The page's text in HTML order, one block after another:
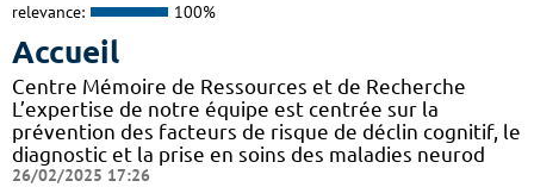
relevance: 100%
Accueil
Centre Mémoire de Ressources et de Recherche
L’expertise de notre équipe est centrée sur la
prévention des facteurs de risque de déclin cognitif, le
diagnostic et la prise en soins des maladies neurod
26/02/2025 17:26